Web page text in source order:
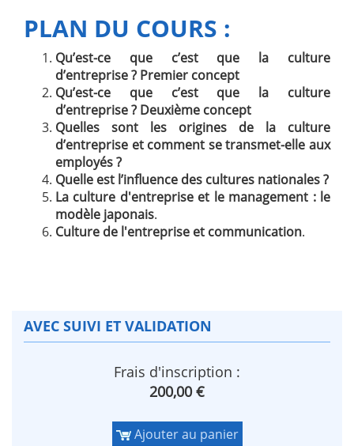
PLAN DU COURS :
Qu’est-ce que c’est que la culture
d’entreprise ? Premier concept
Qu’est-ce que c’est que la culture
d’entreprise ? Deuxième concept
Quelles sont les origines de la culture
d’entreprise et comment se transmet-elle aux
employés ?
Quelle est l’influence des cultures nationales ?
La culture d'entreprise et le management : le
modèle japonais.
Culture de l'entreprise et communication.
AVEC SUIVI ET VALIDATION
Frais d'inscription :
200,00 €
Ajouter au panier